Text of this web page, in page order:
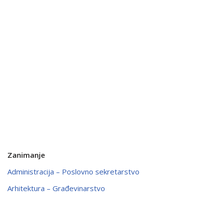
Zanimanje
Administracija – Poslovno sekretarstvo
Arhitektura – Građevinarstvo